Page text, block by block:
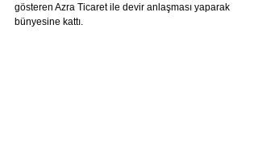
gösteren Azra Ticaret ile devir anlaşması yaparak
bünyesine kattı.